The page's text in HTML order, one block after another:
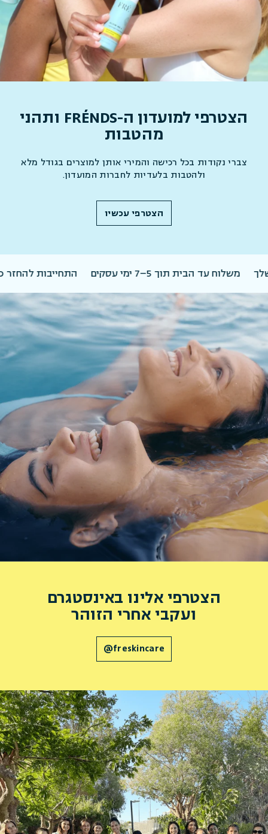
הצטרפילמועדון ה-FRÉNDS ותהני
מהטבות
צברי נקודות בכל רכישה והמירי אותן למוצרים בגודל מלא
ולהטבות בלעדיות לחברות המועדון.
הצטרפי עכשיו
תוך 5–7 ימי עסקים התחייבות להחזר כספי ל-30 יום על המוצר או הסט הראשון שלך
הצטרפי אלינו באינסטגרם
ועקבי אחרי הזוהר
@freskincare